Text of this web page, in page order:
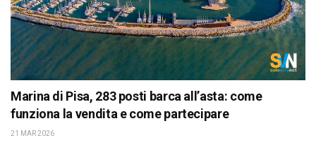
Marina di Pisa, 283 posti barca all’asta: come
funziona la vendita e come partecipare
21 MAR 2026